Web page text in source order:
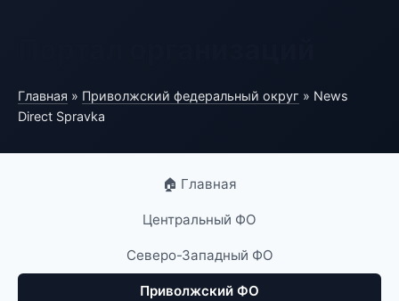
Главная » Приволжский федеральный округ » News
Direct Spravka
🏠 Главная
Центральный ФО
Северо-Западный ФО
Приволжский ФО